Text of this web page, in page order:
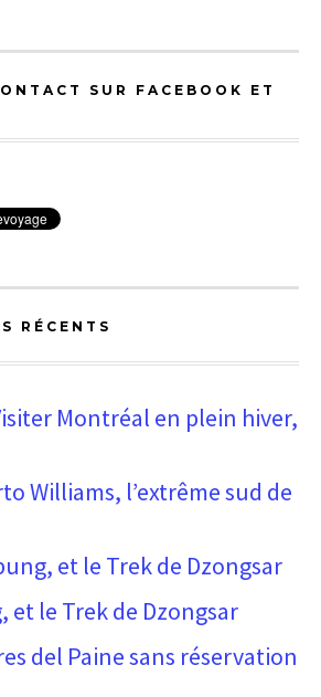
SUR FACEBOOK ET
RÉCENTS
Montréal en plein hiver,
Williams, l’extrême sud de
et le Trek de Dzongsar
et le Trek de Dzongsar
del Paine sans réservation